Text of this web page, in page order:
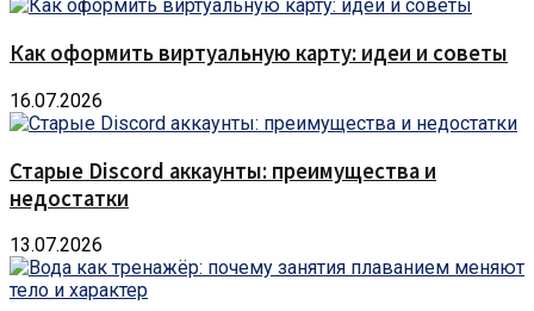
Как оформить виртуальную карту: идеи и советы
16.07.2026
Старые Discord аккаунты: преимущества и
недостатки
13.07.2026